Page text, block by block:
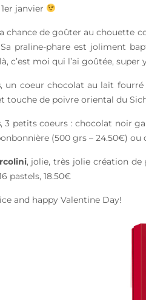
janvier
chance de goûter au chouette
praline-phare est joliment
c’est moi qui l’ai goûtée,
, un coeur chocolat au lait
touche de poivre oriental du
, 3 petits coeurs : chocolat noir
(500 grs – 24.50€) ou
, jolie, très jolie création
pastels, 18.50€
and happy Valentine Day!